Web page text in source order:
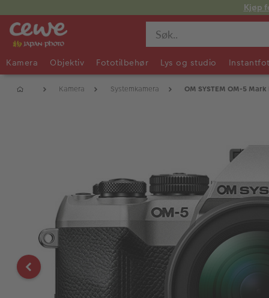
Kjøp
Kamera Objektiv Fototilbehør Lys og studio
Kamera Systemkamera OM SYSTEM OM-5